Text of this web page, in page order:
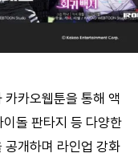
카카오웹툰을 통해 액
돌 판타지 등 다양한
개하며 라인업 강화